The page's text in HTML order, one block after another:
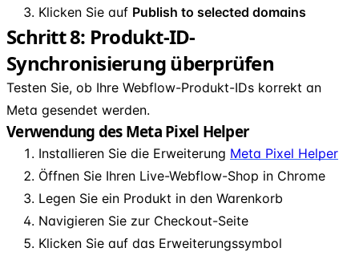
Klicken Sie auf Publish to selected domains
Schritt 8: Produkt-ID-
Synchronisierung überprüfen
Testen Sie, ob Ihre Webflow-Produkt-IDs korrekt an
Meta gesendet werden.
Verwendung des Meta Pixel Helper
Installieren Sie die Erweiterung Meta Pixel Helper
Öffnen Sie Ihren Live-Webflow-Shop in Chrome
Legen Sie ein Produkt in den Warenkorb
Navigieren Sie zur Checkout-Seite
Klicken Sie auf das Erweiterungssymbol